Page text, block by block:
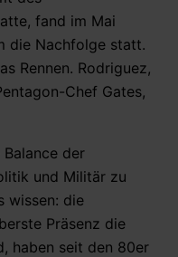
fand im Mai
die Nachfolge statt.
Rennen. Rodriguez,
Chef Gates,
der
und Militär zu
wissen: die
Präsenz die
haben seit den 80er